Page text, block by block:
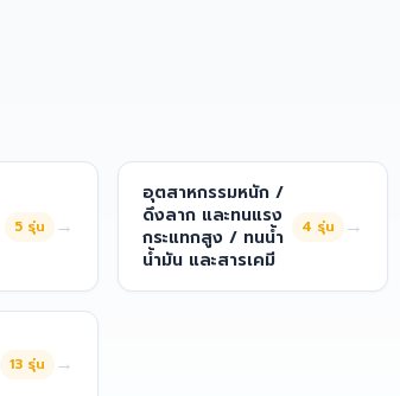
5 รุ่น →
อุตสาหกรรมหนัก /
ดึงลาก และทนแรง
กระแทกสูง / ทนน้ำ
น้ำมัน และสารเคมี
4 รุ่น →
13 รุ่น →